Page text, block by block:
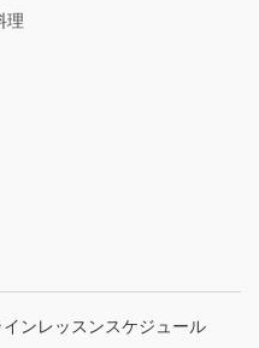
理
ンレッスンスケジュール